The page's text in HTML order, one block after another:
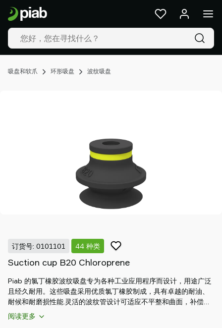
吸盘和软爪 环形吸盘 波纹吸盘
订货号: 0101101 44 种类
Suction cup B20 Chloroprene
Piab 的氯丁橡胶波纹吸盘专为各种工业应用程序而设计，用途广泛
且经久耐用。这些吸盘采用优质氯丁橡胶制成，具有卓越的耐油、
耐候和耐磨损性能.灵活的波纹管设计可适应不平整和曲面，补偿高
度差，确保安全抓取。它们适用于汽车、包装和一般制造业，即使
在严苛环境下也能提供稳定持久的性能。
阅读更多
产
品
及
解
决
案
Group
联
我
们
支
持